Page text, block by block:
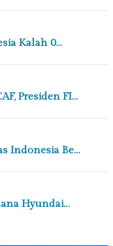
Kalah 0…
Presiden FI…
Indonesia Be…
Hyundai…